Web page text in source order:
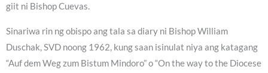
giit ni Bishop Cuevas.
Sinariwa rin ng obispo ang tala sa diary ni Bishop William
Duschak, SVD noong 1962, kung saan isinulat niya ang katagang
“Auf dem Weg zum Bistum Mindoro” o “On the way to the Diocese